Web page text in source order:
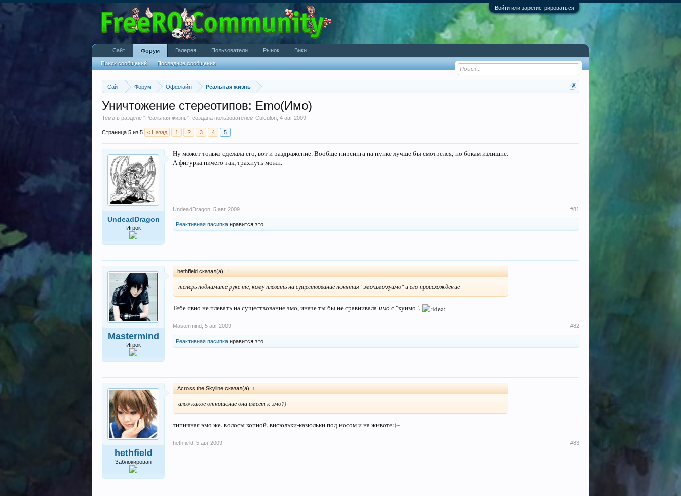
Войти или зарегистрироваться
Сайт Форум Оффлайн Реальная жизнь
Уничтожение стереотипов: Emo(Имо)
Тема в разделе "Реальная жизнь", создана пользователем Culculon 4 авг 2009
Страница 5 из 5 < Назад 1 2 3 4 5
UndeadDragon
Игрок
Ну может только сделала его, вот и раздражение. Вообще пирсинга на пупке лучше бы смотрелся, по бокам излишне.
А фигурка ничего так, трахнуть можн.
UndeadDragon 5 авг 2009 #81
Реактивная пасипка нравится это.
Mastermind
Игрок
hethfield сказал(а): ↑
теперь поднимите руке те, кому плевать на существование понятия "эмо\имо\хуимо" и его происхождение
Тебе явно не плевать на существование эмо, иначе ты бы не сравнивалаимо с "хуимо".
Mastermind 5 авг 2009 #82
Реактивная пасипка нравится это.
hethfield
Заблокирован
Across the Skyline сказал(а): ↑
алсо какое отношение она имеет к эмо?)
типичная эмо же. волосы копной, висюльки-казюльки под носом и на животе:)~
hethfield 5 авг 2009 #83
Сайт Форум
Поиск сообщений Последние сообщения
Галерея Пользователи Рынок Вики